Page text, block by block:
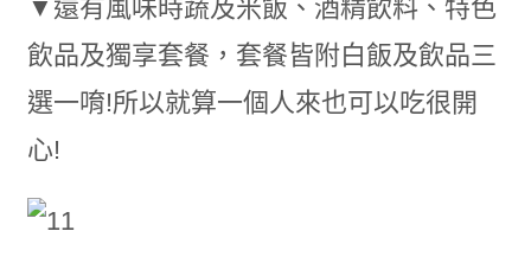
▼還有風味時蔬及米飯、酒精飲料、特色
飲品及獨享套餐，套餐皆附白飯及飲品三
選一唷!所以就算一個人來也可以吃很開
心!